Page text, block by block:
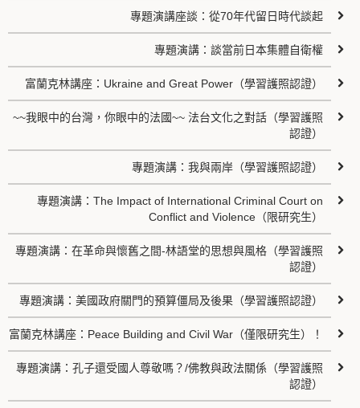
專題演講座談：從70年代留日時代談起
專題演講：談當前日本集體自衛權
富蘭克林講座：Ukraine and Great Power（學習護照認證）
~~我眼中的台灣，你眼中的法國~~ 法台文化之對話（學習護照
認證）
專題演講：我與兩岸（學習護照認證）
專題演講：The Impact of International Criminal Court on
Conflict and Violence（限研究生）
專題演講：在革命與懷舊之間-林語堂的思想與風格（學習護照
認證）
專題演講：美國政府關門的預算僵局及後果（學習護照認證）
富蘭克林講座：Peace Building and Civil War（僅限研究生）！
專題演講：孔子還受國人尊敬嗎？/佛教與政法關係（學習護照
認證）